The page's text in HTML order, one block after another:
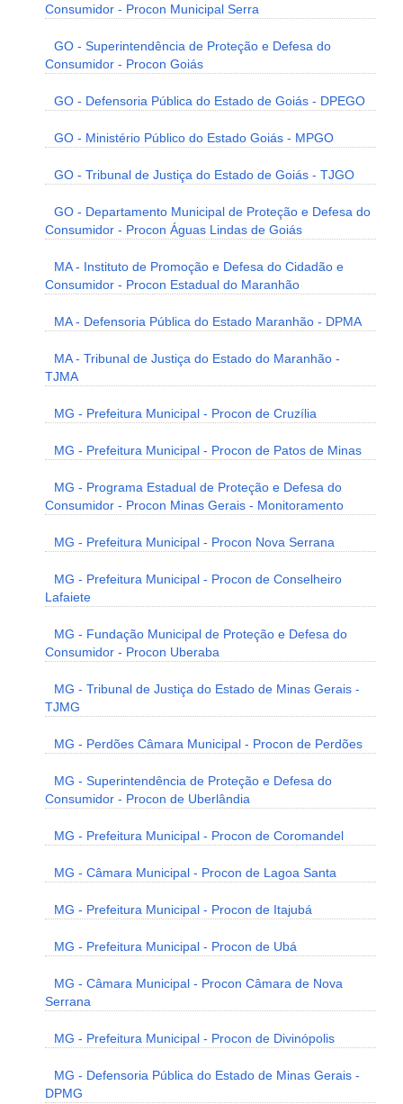
Consumidor - Procon Municipal Serra
GO - Superintendência de Proteção e Defesa do
Consumidor - Procon Goiás
GO - Defensoria Pública do Estado de Goiás - DPEGO
GO - Ministério Público do Estado Goiás - MPGO
GO - Tribunal de Justiça do Estado de Goiás - TJGO
GO - Departamento Municipal de Proteção e Defesa do
Consumidor - Procon Águas Lindas de Goiás
MA - Instituto de Promoção e Defesa do Cidadão e
Consumidor - Procon Estadual do Maranhão
MA - Defensoria Pública do Estado Maranhão - DPMA
MA - Tribunal de Justiça do Estado do Maranhão -
TJMA
MG - Prefeitura Municipal - Procon de Cruzília
MG - Prefeitura Municipal - Procon de Patos de Minas
MG - Programa Estadual de Proteção e Defesa do
Consumidor - Procon Minas Gerais - Monitoramento
MG - Prefeitura Municipal - Procon Nova Serrana
MG - Prefeitura Municipal - Procon de Conselheiro
Lafaiete
MG - Fundação Municipal de Proteção e Defesa do
Consumidor - Procon Uberaba
MG - Tribunal de Justiça do Estado de Minas Gerais -
TJMG
MG - Perdões Câmara Municipal - Procon de Perdões
MG - Superintendência de Proteção e Defesa do
Consumidor - Procon de Uberlândia
MG - Prefeitura Municipal - Procon de Coromandel
MG - Câmara Municipal - Procon de Lagoa Santa
MG - Prefeitura Municipal - Procon de Itajubá
MG - Prefeitura Municipal - Procon de Ubá
MG - Câmara Municipal - Procon Câmara de Nova
Serrana
MG - Prefeitura Municipal - Procon de Divinópolis
MG - Defensoria Pública do Estado de Minas Gerais -
DPMG